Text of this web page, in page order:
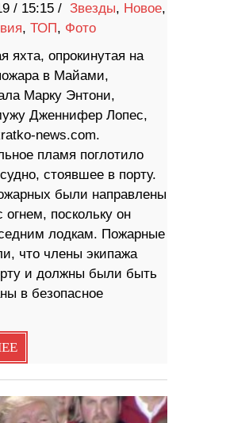
/ 15:15 / Звезды, Новое,
, ТОП, Фото
яхта, опрокинутая на
в Майами,
Марку Энтони,
Дженнифер Лопес,
news.com.
пламя поглотило
стоявшее в порту.
были направлены
огнем, поскольку он
лодкам. Пожарные
что члены экипажа
и должны были быть
в безопасное